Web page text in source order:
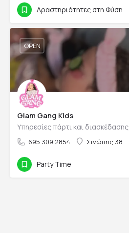
Δραστηριότητες στη Φύση
Glam Gang Kids
Υπηρεσίες πάρτι και διασκέδασης
695 309 2854 Σινώπης 38
OPEN
Party Time